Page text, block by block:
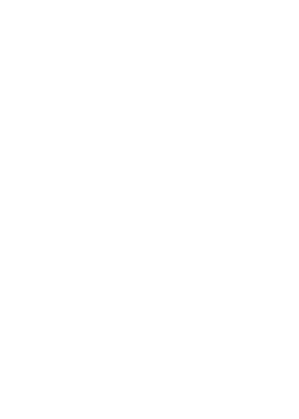
analizan